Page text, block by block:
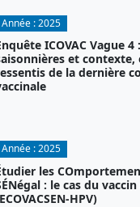
Année :2025
ICOVAC Vague
et contexte,
de la dernière
Année :2025
les
: le cas du
HPV)